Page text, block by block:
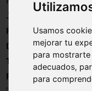
Usamos
mejorar tu
para
adecuados,
para
Juguetes
Formación
Directorio
Trabajo
Registro